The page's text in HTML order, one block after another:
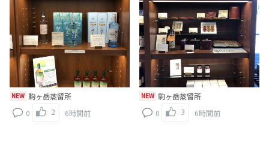
NEW 駒ヶ岳蒸留所
0
2 6時間前
NEW 駒ヶ岳蒸留所
0
3 6時間前